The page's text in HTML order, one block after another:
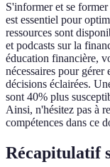
S'informer et se former
est essentiel pour
ressources sont
et podcasts sur la
éducation financière,
nécessaires pour
décisions éclairées.
sont 40% plus
Ainsi, n'hésitez pas à
compétences dans ce
Récapitulatif